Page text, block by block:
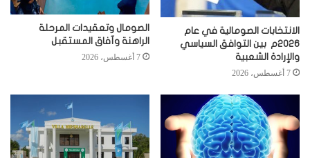
الانتخابات الصومالية في عام
2026م بين التوافق السياسي
والإرادة الشعبية
7 أغسطس، 2026
الصومال وتعقيدات المرحلة
الراهنة وآفاق المستقبل
7 أغسطس، 2026